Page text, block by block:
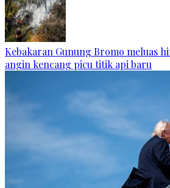
Kebakaran Gunung Bromo meluas
angin kencang picu titik api baru